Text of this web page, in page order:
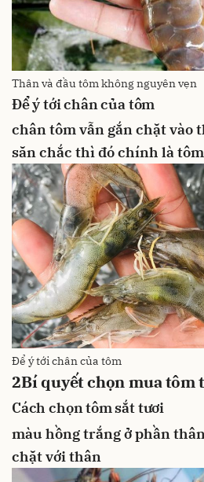
Thân và đầu tôm không nguyên vẹn
Để ý tới chân của tôm
chân tôm vẫn gắn chặt vào
săn chắc thì đó chính là
Để ý tới chân của tôm
2Bí quyết chọn mua tôm
Cách chọn tôm sắt tươi
màu hồng trắng ở phần
chặt với thân